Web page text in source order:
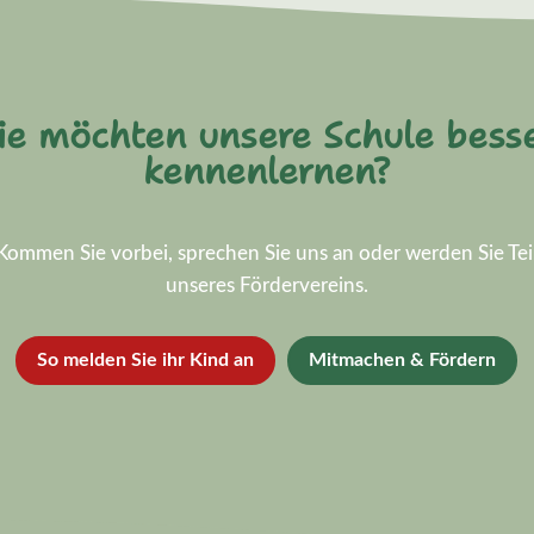
möchten unsere Schule
kennenlernen?
Sie vorbei, sprechen Sie uns an oder werden Sie
unseres Fördervereins.
So melden Sie ihr Kind an Mitmachen & Fördern